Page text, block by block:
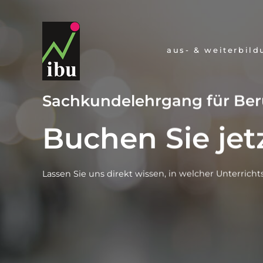
navigation
aus- &
Sachkundelehrgang für
Buchen Sie
Lassen Sie uns direkt wissen, in welcher